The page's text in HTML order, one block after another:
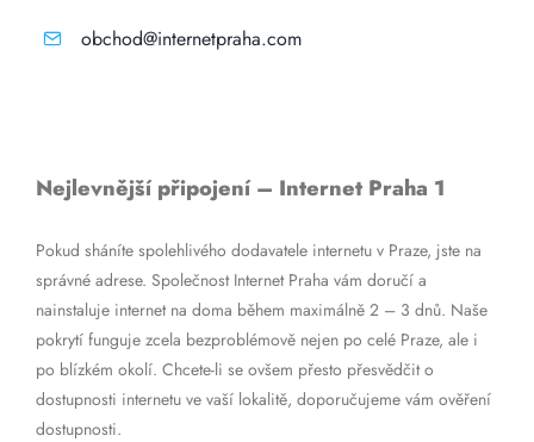
obchod@internetpraha.com
Nejlevnější připojení – Internet Praha 1
Pokud sháníte spolehlivého dodavatele internetu v Praze, jste na
správné adrese. Společnost Internet Praha vám doručí a
nainstaluje internet na doma během maximálně 2 – 3 dnů. Naše
pokrytí funguje zcela bezproblémově nejen po celé Praze, ale i
po blízkém okolí. Chcete-li se ovšem přesto přesvědčit o
dostupnosti internetu ve vaší lokalitě, doporučujeme vám ověření
dostupnosti.